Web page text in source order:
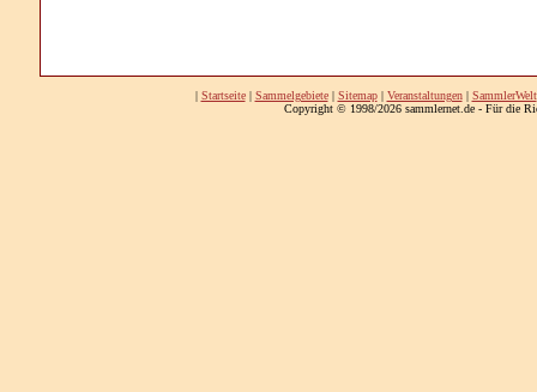
| Startseite| Sammelgebiete| Sitemap| Veranstaltungen| SammlerWelt
Copyright © 1998/2026 sammlernet.de - Für die